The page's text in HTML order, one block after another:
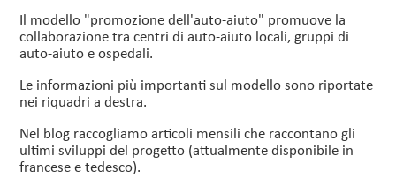
Il modello "promozione dell'auto-aiuto" promuove la
collaborazione tra centri di auto-aiuto locali, gruppi di
auto-aiuto e ospedali.
Le informazioni più importanti sul modello sono riportate
nei riquadri a destra.
Nel blog raccogliamo articoli mensili che raccontano gli
ultimi sviluppi del progetto (attualmente disponibile in
francese e tedesco).